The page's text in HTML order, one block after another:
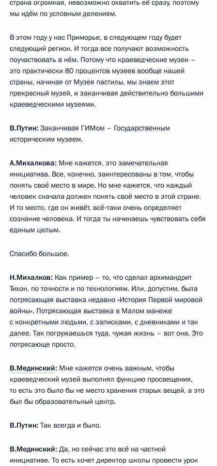
страна огромная, невозможно охватить её сразу, поэтому
мы идём по условным делениям.
В этом году у нас Приморье, в следующем году будет
следующий регион. И тогда все получают возможность
поучаствовать в нём. Потому что краеведческие музеи –
это практически 80 процентов музеев вообще нашей
страны, начиная от Музея пастилы, мы знаем этот
прекрасный музей, и заканчивая действительно большими
краеведческими музеями.
В.Путин: Заканчивая ГИМом – Государственным
историческим музеем.
А.Михалкова: Мне кажется, это замечательная
инициатива. Все, конечно, заинтересованы в том, чтобы
понять своё место в мире. Но мне кажется, что каждый
человек сначала должен понять своё место в этой стране.
И то место, где он живёт, всё‑таки очень определяет
сознание человека. И тогда ты начинаешь чувствовать себя
единым целым.
Спасибо большое.
Н.Михалков: Как пример – то, что сделал архимандрит
Тихон, по точности и по технологиям. Или, допустим, была
потрясающая выставка недавно «История Первой мировой
войны». Потрясающая выставка в Малом манеже
с конкретными людьми, с записками, с дневниками и так
далее. Так погружаешься туда, чужая жизнь – вот она. Это
потрясающе просто.
В.Мединский: Мне кажется очень важным, чтобы
краеведческий музей выполнял функцию просвещения,
то есть это было бы не место хранения старых вещей, а это
был бы образовательный центр.
В.Путин: Так всегда и было.
В.Мединский: Да, но сейчас это всё на частной
инициативе. То есть хочет директор школы провести урок